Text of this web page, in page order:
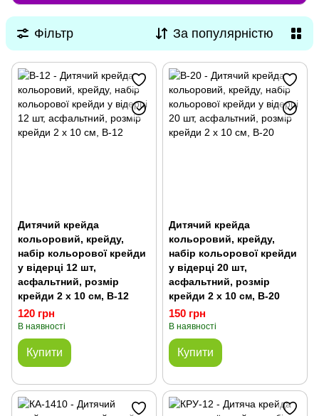
Фільтр За популярністю
Дитячий крейда
кольоровий, крейду,
набір кольорової крейди
у відерці 12 шт,
асфальтний, розмір
крейди 2 х 10 см, В-12
120 грн
В наявності
Купити
Дитячий крейда
кольоровий, крейду,
набір кольорової крейди
у відерці 20 шт,
асфальтний, розмір
крейди 2 х 10 см, В-20
150 грн
В наявності
Купити